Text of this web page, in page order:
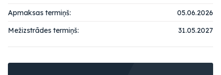
Apmaksas termiņš:
05.06.2026
Mežizstrādes termiņš:
31.05.2027